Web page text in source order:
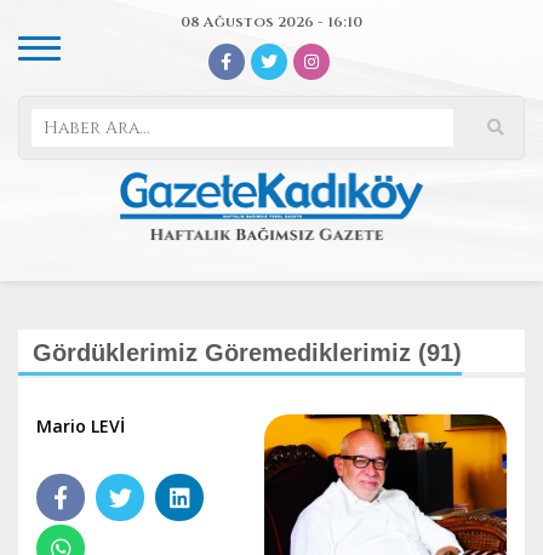
08 Ağustos 2026 - 16:10
Gördüklerimiz Göremediklerimiz (91)
Mario LEVİ